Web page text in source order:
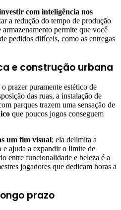
com inteligência nos
a redução do tempo de produção
permite que você
pedidos difíceis, como as entregas
e construção urbana
prazer puramente estético de
das ruas, a instalação de
parques trazem uma sensação de
que poucos jogos conseguem
um fim visual; ela delimita a
e ajuda a expandir o limite de
entre funcionalidade e beleza é a
jogadores que dedicam horas a
prazo